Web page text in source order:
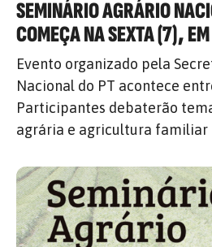
SEMINÁRIO AGRÁRIO
COMEÇA NA SEXTA (7),
Evento organizado pela
Nacional do PT acontece
Participantes debaterão
agrária e agricultura familiar